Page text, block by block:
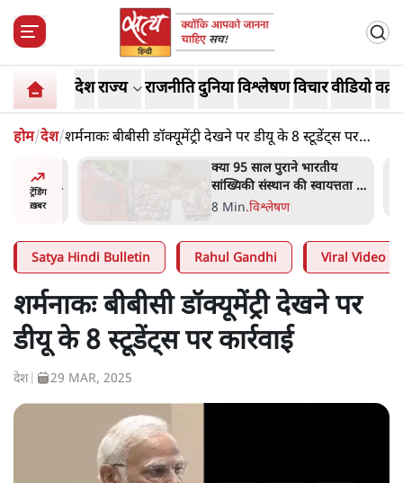
देशराज्य राजनीतिदुनियाविश्लेषणविचारवीडियो
होम/देश/शर्मनाकः बीबीसी डॉक्यूमेंट्री देखने पर डीयू के 8 स्टूडेंट्स पर
कार्रवाई
ट्रेंडिंग
ख़बर
5 नहीं,
क्या 95 साल पुराने भारतीय
सांख्यिकी संस्थान की स्वायत्तता पर
भी अब मंडरा रहा ख़तरा?
8 Min.विश्लेषण
Satya Hindi Bulletin Rahul Gandhi Viral Video
शर्मनाकः बीबीसी डॉक्यूमेंट्री देखने पर
डीयू के 8 स्टूडेंट्स पर कार्रवाई
देश 29 MAR, 2025